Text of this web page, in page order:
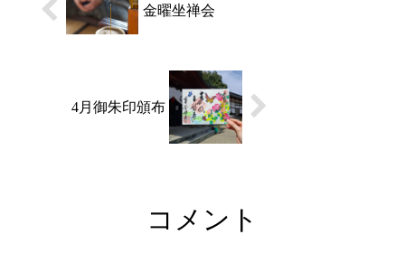
ませ...
金曜坐禅会
4月御朱印頒布
コメント